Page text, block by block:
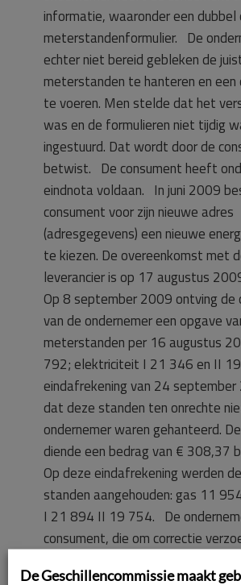
informatie, waaronder een
meterstandenformulier. De
echter niet bereid gebleken de
meterstanden te hanteren en een
te voeren. Men stelde dat het
was en de formulieren niet tijdig
ingestuurd. Dat wordt door de
betwist. De consument heeft
eindnota voldaan. In juni 2009
consument voor zijn nieuwe adres
(adresgegevens) een nieuwe
te kiezen. De overeenkomst met
leverancier is op 17 augustus
Op 8 september 2009 ontving de
van de ondernemer een opgave
meterstanden per 16 augustus
792; elektriciteit I 21 346 en II
eindafrekening van 24
dat deze standen ten onrechte
ondernemer waren gehanteerd.
diende een bedrag van € 308,37
Op deze eindafrekening werden
standen aangehouden: gas 11
I 21 894 II 19 754. De
consument, die om correctie
De Geschillencommissie maakt